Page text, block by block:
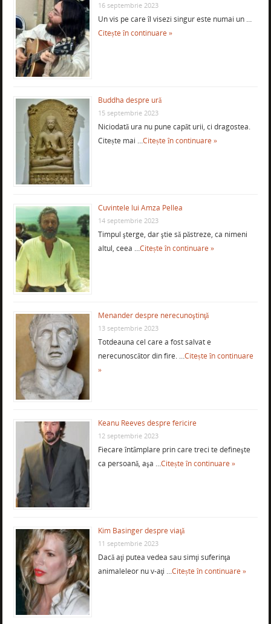
16 septembrie 2023
Un vis pe care îl visezi singur este numai un …
Citește în continuare »
Buddha despre ură
15 septembrie 2023
Niciodată ura nu pune capăt urii, ci dragostea.
Citește mai …Citește în continuare »
Cuvintele lui Amza Pellea
14 septembrie 2023
Timpul şterge, dar ştie să păstreze, ca nimeni
altul, ceea …Citește în continuare »
Menander despre nerecunoştinţă
13 septembrie 2023
Totdeauna cel care a fost salvat e
nerecunoscător din fire. …Citește în continuare
»
Keanu Reeves despre fericire
12 septembrie 2023
Fiecare întâmplare prin care treci te defineşte
ca persoană, aşa …Citește în continuare »
Kim Basinger despre viaţă
11 septembrie 2023
Dacă aţi putea vedea sau simţi suferinţa
animaleleor nu v-aţi …Citește în continuare »